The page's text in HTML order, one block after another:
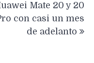
Mate 20 y 20
con casi un mes
de adelanto